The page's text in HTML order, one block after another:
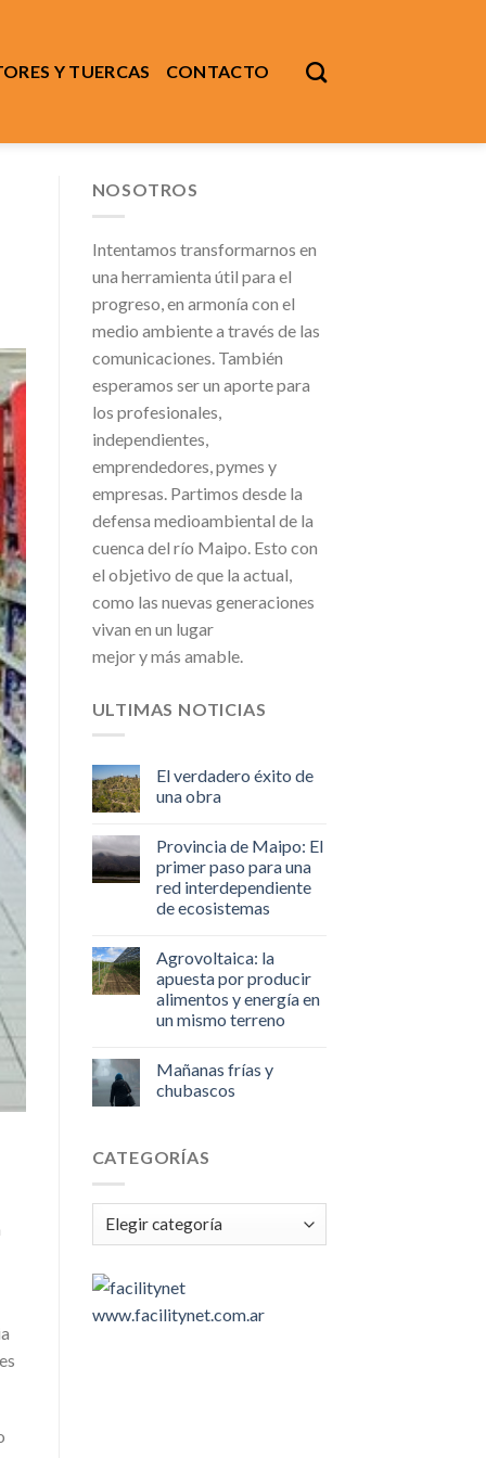
Y TUERCAS CONTACTO
NOSOTROS
Intentamos transformarnos en
una herramienta útil para el
progreso, en armonía con el
medio ambiente a través de las
comunicaciones. También
esperamos ser un aporte para
los profesionales,
independientes,
emprendedores, pymes y
empresas. Partimos desde la
defensa medioambiental de la
cuenca del río Maipo. Esto con
el objetivo de que la actual,
como las nuevas generaciones
vivan en un lugar
mejor y más amable.
ULTIMAS NOTICIAS
El verdadero éxito de
una obra
Provincia de Maipo: El
primer paso para una
red interdependiente
de ecosistemas
Agrovoltaica: la
apuesta por producir
alimentos y energía en
un mismo terreno
Mañanas frías y
chubascos
CATEGORÍAS
Categorías
www.facilitynet.com.ar